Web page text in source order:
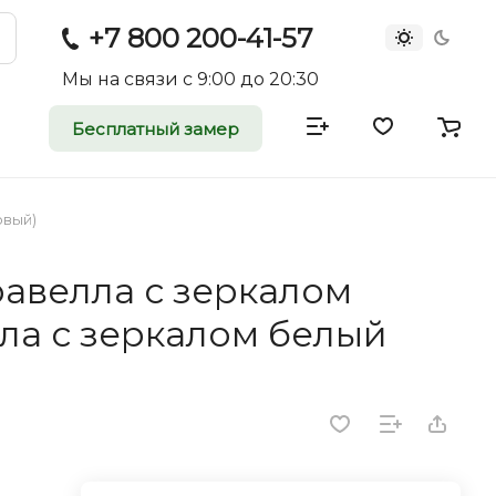
+7 800 200-41-57
Мы на связи с 9:00 до 20:30
Бесплатный замер
с зеркалом
с зеркалом белый
и
приглашает к
дизайнеров и